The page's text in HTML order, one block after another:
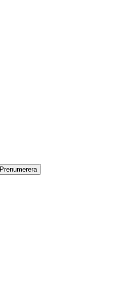
Prenumerera